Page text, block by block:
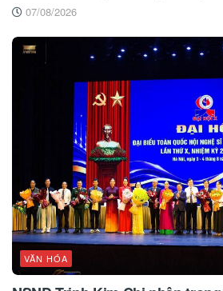
07/08/2026
VĂN HÓA